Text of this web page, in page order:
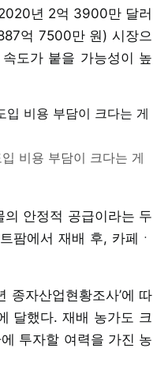
년 2억 3900만 달러
억 7500만 원) 시장으
도가 붙을 가능성이 높
비용 부담이 크다는 게
안정적 공급이라는 두
팜에서 재배 후, 카페ㆍ
종자산업현황조사’에 따
달했다. 재배 농가도 크
투자할 여력을 가진 농